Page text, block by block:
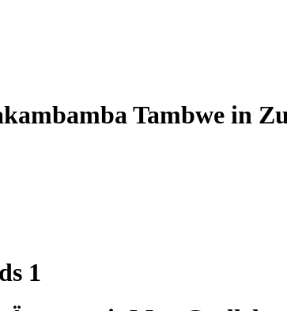
Tambwe in
1